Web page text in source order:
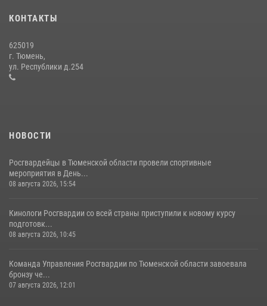
Росгвардейцы в Тюменской области проводят патриотические
мероприятия
15 июля 2026, 12:51
КОНТАКТЫ
625019
г. Тюмень,
ул. Республики д.254
НОВОСТИ
Росгвардейцы в Тюменской области провели спортивные
мероприятия в День...
08 августа 2026, 15:54
Кинологи Росгвардии со всей страны приступили к новому курсу
подготовк...
08 августа 2026, 10:45
Команда Управления Росгвардии по Тюменской области завоевала
бронзу че...
07 августа 2026, 12:01